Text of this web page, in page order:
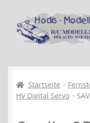
Zur
Navigation
springen
Zum
Inhalt
springen
KasseStartseite
HV Digital Servo